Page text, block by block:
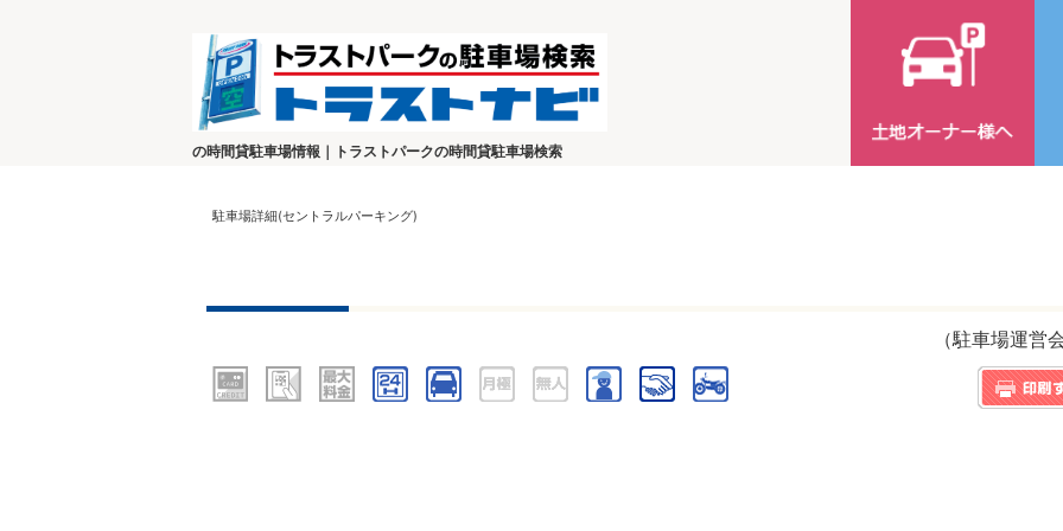
の時間貸駐車場情報｜トラストパークの時間貸駐車場検索
駐車場詳細(セントラルパーキング)
（駐車場運営